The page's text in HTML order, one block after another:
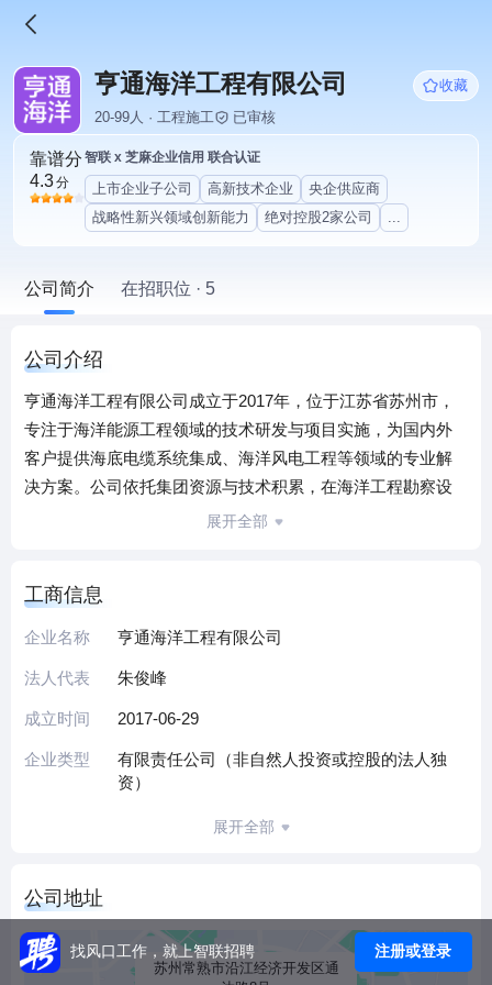
亨通海洋工程有限公司
收藏
20-99人 · 工程施工
已审核
靠谱分
4.3分
智联 x 芝麻企业信用 联合认证
上市企业子公司 高新技术企业
央企供应商
战略性新兴领域创新能力
绝对控股2家公司 ...
公司简介 在招职位 · 5
公司介绍
亨通海洋工程有限公司成立于2017年，位于江苏省苏州市，
专注于海洋能源工程领域的技术研发与项目实施，为国内外
客户提供海底电缆系统集成、海洋风电工程等领域的专业解
决方案。公司依托集团资源与技术积累，在海洋工程勘察设
计、施工运维等环节形成全产业链服务能力，业务覆盖海上
行经验，2023年参与实施的多个海洋能源项目中标总额达
10.15亿元，项目范围涉及亚洲、欧洲及中东地区，展现了国
续技术创新强化竞争力，在海底电缆敷设、海洋环境适应性
技术等方面形成差异化优势。
电、海洋油气资源开发等清洁能源基础设施建设，致力于成
（本介绍由DeepSeek AI智能生成，仅供参考）
展开全部
工商信息
企业名称 亨通海洋工程有限公司
法人代表 朱俊峰
成立时间 2017-06-29
企业类型
有限责任公司（非自然人投资或控股的法人独
资）
展开全部
公司地址
苏州常熟市沿江经济开发区通
找风口工作，就上智联招聘 注册或登录